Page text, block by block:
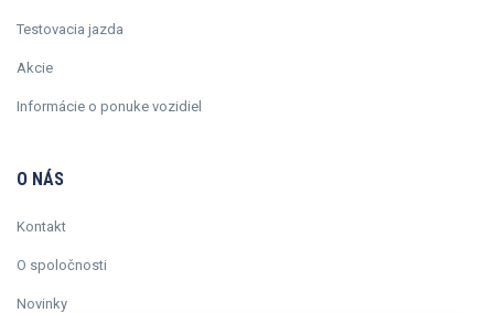
Testovacia jazda
Akcie
Informácie o ponuke vozidiel
O NÁS
Kontakt
O spoločnosti
Novinky